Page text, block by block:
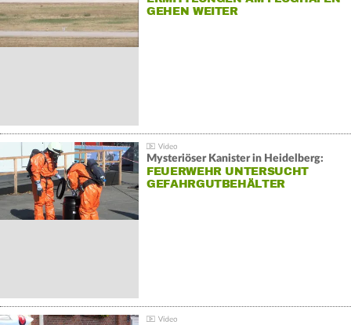
GEHEN WEITER
Mysteriöser Kanister in Heidelberg:
FEUERWEHR UNTERSUCHT
GEFAHRGUTBEHÄLTER